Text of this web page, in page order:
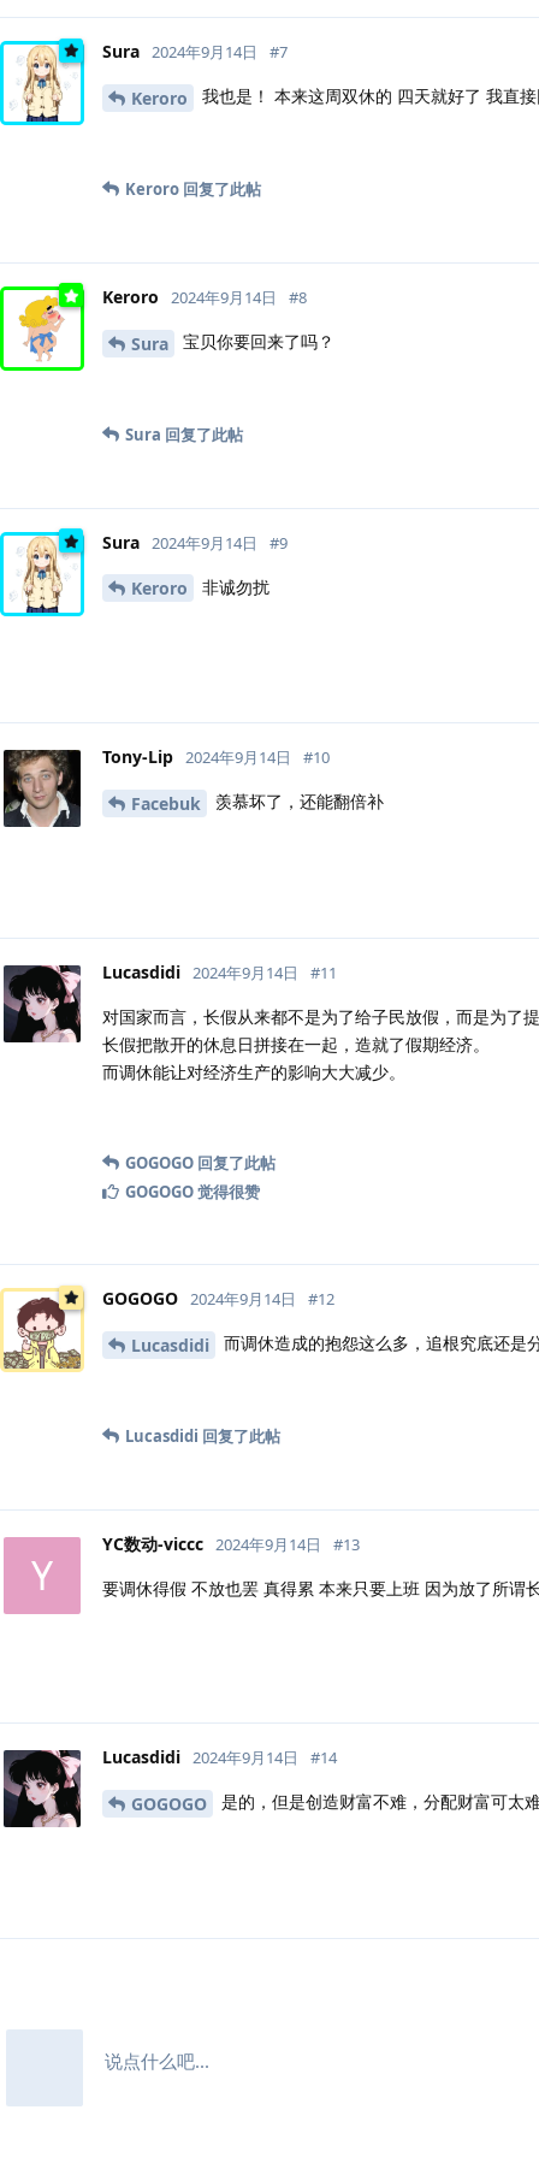
Sura 2024年9月14日 #7
Keroro 我也是！ 本来这周双休的 四天就好了 我直
Keroro 回复了此帖
Keroro 2024年9月14日 #8
Sura 宝贝你要回来了吗？
Sura 回复了此帖
Sura 2024年9月14日 #9
Keroro 非诚勿扰
Tony-Lip 2024年9月14日 #10
Facebuk 羡慕坏了，还能翻倍补
Lucasdidi 2024年9月14日 #11
对国家而言，长假从来都不是为了给子民放假，而是为了提
长假把散开的休息日拼接在一起，造就了假期经济。
而调休能让对经济生产的影响大大减少。
GOGOGO 回复了此帖
GOGOGO觉得很赞
GOGOGO 2024年9月14日 #12
Lucasdidi 而调休造成的抱怨这么多，追根究底还是
Lucasdidi 回复了此帖
Y
YC数动-viccc 2024年9月14日 #13
要调休得假 不放也罢 真得累 本来只要上班 因为放了所谓
Lucasdidi 2024年9月14日 #14
GOGOGO 是的，但是创造财富不难，分配财富可太
说点什么吧...